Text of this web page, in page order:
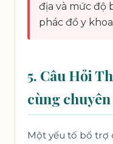
địa và mức độ
phác đồ y
5. Câu Hỏi
cùng
Một yếu tố bổ trợ